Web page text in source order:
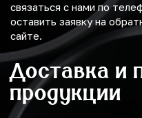
связаться с нами по
оставить заявку на
сайте.
Доставка и
продукции